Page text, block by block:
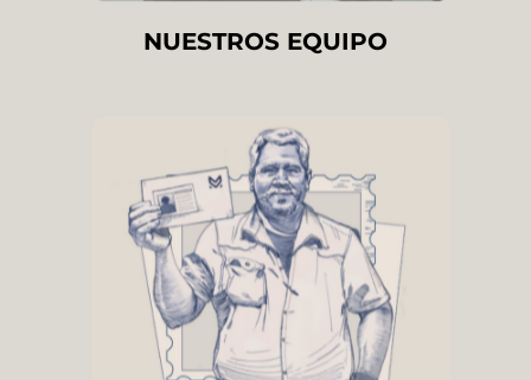
NUESTROS EQUIPO